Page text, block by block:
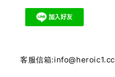
客服信箱:info@heroic1.cc